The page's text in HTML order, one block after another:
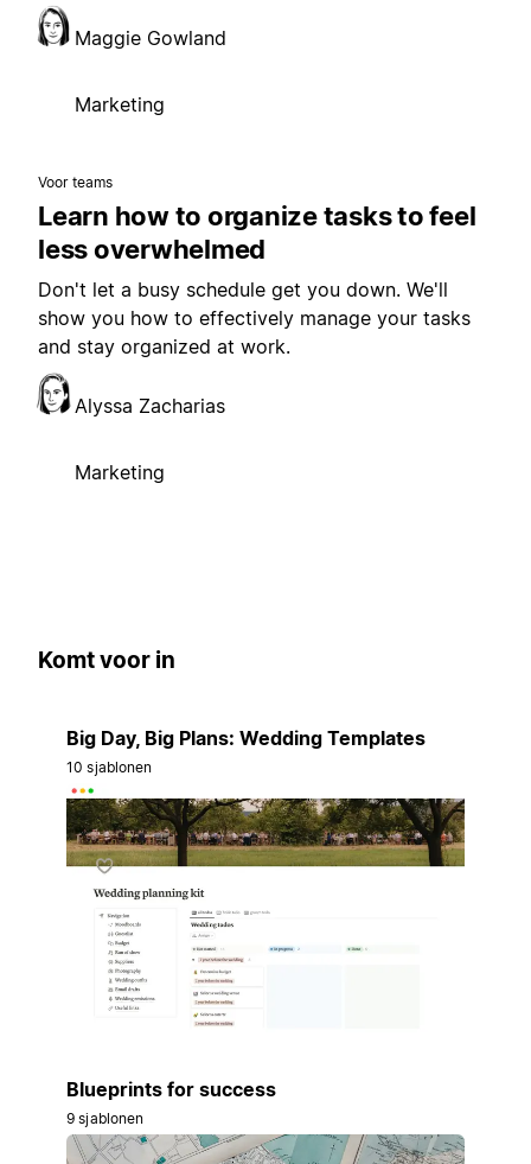
Maggie Gowland
Marketing
Voor teams
Learn how to organize tasks to feel
less overwhelmed
Don't let a busy schedule get you down. We'll
show you how to effectively manage your tasks
and stay organized at work.
Alyssa Zacharias
Marketing
Komt voor in
Big Day, Big Plans: Wedding Templates
10 sjablonen
Blueprints for success
9 sjablonen